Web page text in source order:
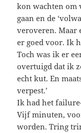
kon wachten om
gaan en de
veroveren. Maar
er goed voor. Ik
Toch was ik er
overtuigd dat ik
echt kut. En
verpest.’
Ik had het
Vijf minuten,
worden. Tring